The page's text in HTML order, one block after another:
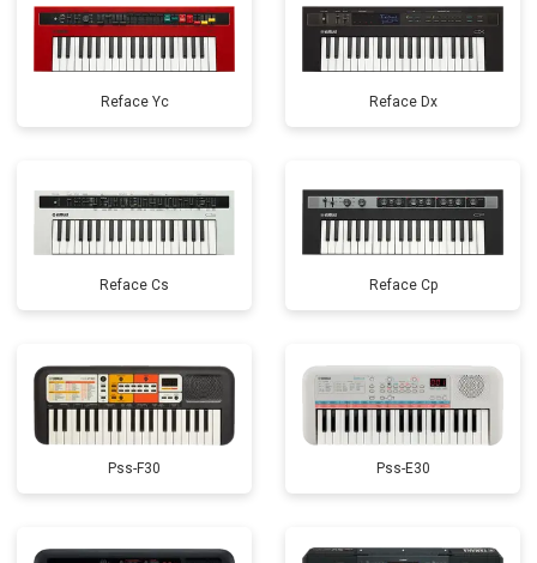
Reface Yc Reface Dx
Reface Cs Reface Cp
Pss-F30 Pss-E30